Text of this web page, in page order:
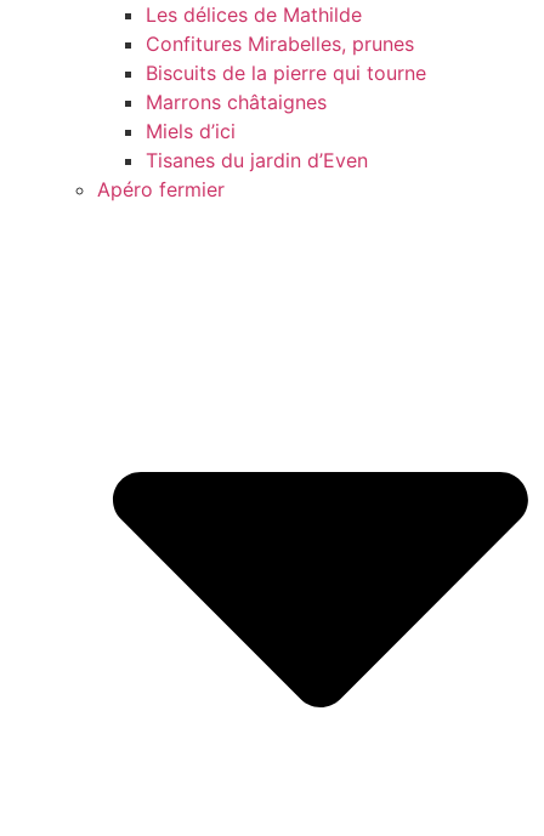
Les délices de Mathilde
Confitures Mirabelles, prunes
Biscuits de la pierre qui tourne
Marrons châtaignes
Miels d’ici
Tisanes du jardin d’Even
Apéro fermier